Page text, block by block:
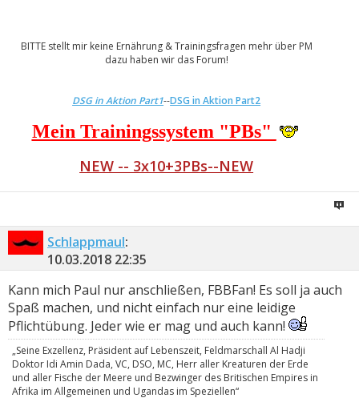
BITTE stellt mir keine Ernährung & Trainingsfragen mehr über PM
dazu haben wir das Forum!
DSG in Aktion Part1--DSG in Aktion Part2
Mein Trainingssystem "PBs"
NEW -- 3x10+3PBs--NEW
Schlappmaul:
10.03.2018 22:35
Kann mich Paul nur anschließen, FBBFan! Es soll ja auch
Spaß machen, und nicht einfach nur eine leidige
Pflichtübung. Jeder wie er mag und auch kann!
„Seine Exzellenz, Präsident auf Lebenszeit, Feldmarschall Al Hadji
Doktor Idi Amin Dada, VC, DSO, MC, Herr aller Kreaturen der Erde
und aller Fische der Meere und Bezwinger des Britischen Empires in
Afrika im Allgemeinen und Ugandas im Speziellen“